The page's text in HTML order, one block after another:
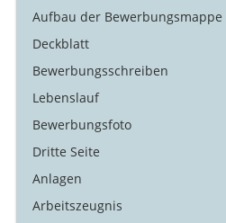
Aufbau der Bewerbungsmappe
Deckblatt
Bewerbungsschreiben
Lebenslauf
Bewerbungsfoto
Dritte Seite
Anlagen
Arbeitszeugnis